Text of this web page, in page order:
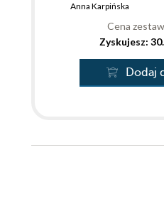
Anna Karpińska
Cena
Zyskujesz:
Dodaj